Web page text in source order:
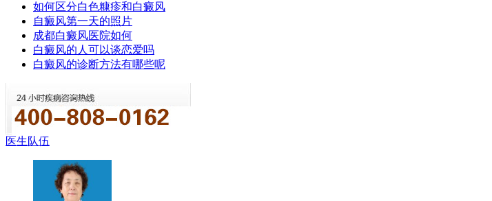
如何区分白色糠疹和白癜风
自癜风第一天的照片
成都白癜风医院如何
白癜风的人可以谈恋爱吗
白癜风的诊断方法有哪些呢
医生队伍